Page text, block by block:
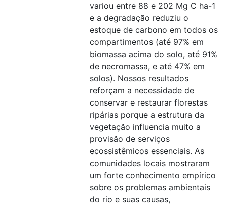
variou entre 88 e 202 Mg C ha-1
e a degradação reduziu o
estoque de carbono em todos os
compartimentos (até 97% em
biomassa acima do solo, até 91%
de necromassa, e até 47% em
solos). Nossos resultados
reforçam a necessidade de
conservar e restaurar florestas
ripárias porque a estrutura da
vegetação influencia muito a
provisão de serviços
ecossistêmicos essenciais. As
comunidades locais mostraram
um forte conhecimento empírico
sobre os problemas ambientais
do rio e suas causas,